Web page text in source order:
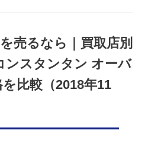
売るなら｜買取店別
ンスタンタン オーバ
比較（2018年11